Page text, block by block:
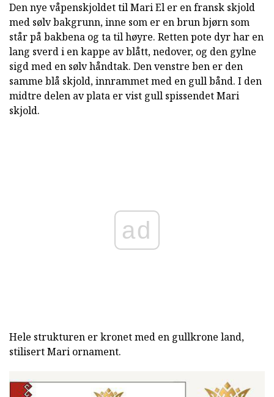
Den nye våpenskjoldet til Mari El er en fransk skjold
med sølv bakgrunn, inne som er en brun bjørn som
står på bakbena og ta til høyre. Retten pote dyr har en
lang sverd i en kappe av blått, nedover, og den gylne
sigd med en sølv håndtak. Den venstre ben er den
samme blå skjold, innrammet med en gull bånd. I den
midtre delen av plata er vist gull spissendet Mari
skjold.
ad
Hele strukturen er kronet med en gullkrone land,
stilisert Mari ornament.